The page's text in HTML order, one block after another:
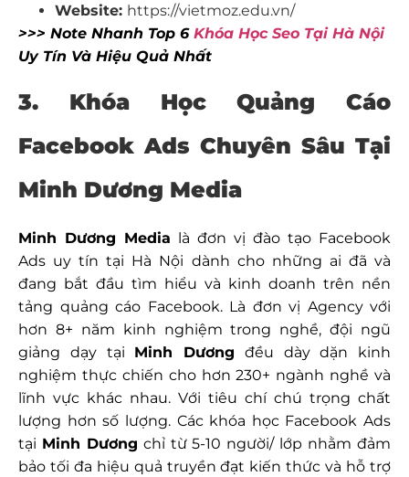
Website: https://vietmoz.edu.vn/
>>> Note Nhanh Top 6 Khóa Học Seo Tại Hà Nội
Uy Tín Và Hiệu Quả Nhất
3. Khóa Học Quảng Cáo
Facebook Ads Chuyên Sâu Tại
Minh Dương Media
Minh Dương Media là đơn vị đào tạo Facebook
Ads uy tín tại Hà Nội dành cho những ai đã và
đang bắt đầu tìm hiểu và kinh doanh trên nền
tảng quảng cáo Facebook. Là đơn vị Agency với
hơn 8+ năm kinh nghiệm trong nghề, đội ngũ
giảng dạy tại Minh Dương đều dày dặn kinh
nghiệm thực chiến cho hơn 230+ ngành nghề và
lĩnh vực khác nhau. Với tiêu chí chú trọng chất
lượng hơn số lượng. Các khóa học Facebook Ads
tại Minh Dương chỉ từ 5-10 người/ lớp nhằm đảm
bảo tối đa hiệu quả truyền đạt kiến thức và hỗ trợ